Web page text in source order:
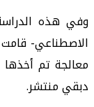
وفي هذه الدراسة
الاصطناعي- قامت
دبقي منتشر.